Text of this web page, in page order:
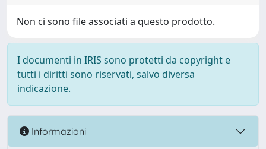
Non ci sono file associati a questo prodotto.
I documenti in IRIS sono protetti da copyright e
tutti i diritti sono riservati, salvo diversa
indicazione.
Informazioni